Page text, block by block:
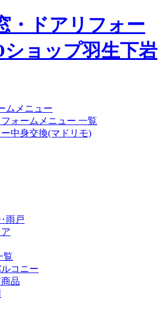
ムメニュー
ォームメニュー 一覧
中身交換(マドリモ)
雨戸
覧
コニー
品